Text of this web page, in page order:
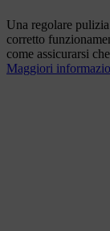
Una regolare
corretto
come assicurarsi
Maggiori